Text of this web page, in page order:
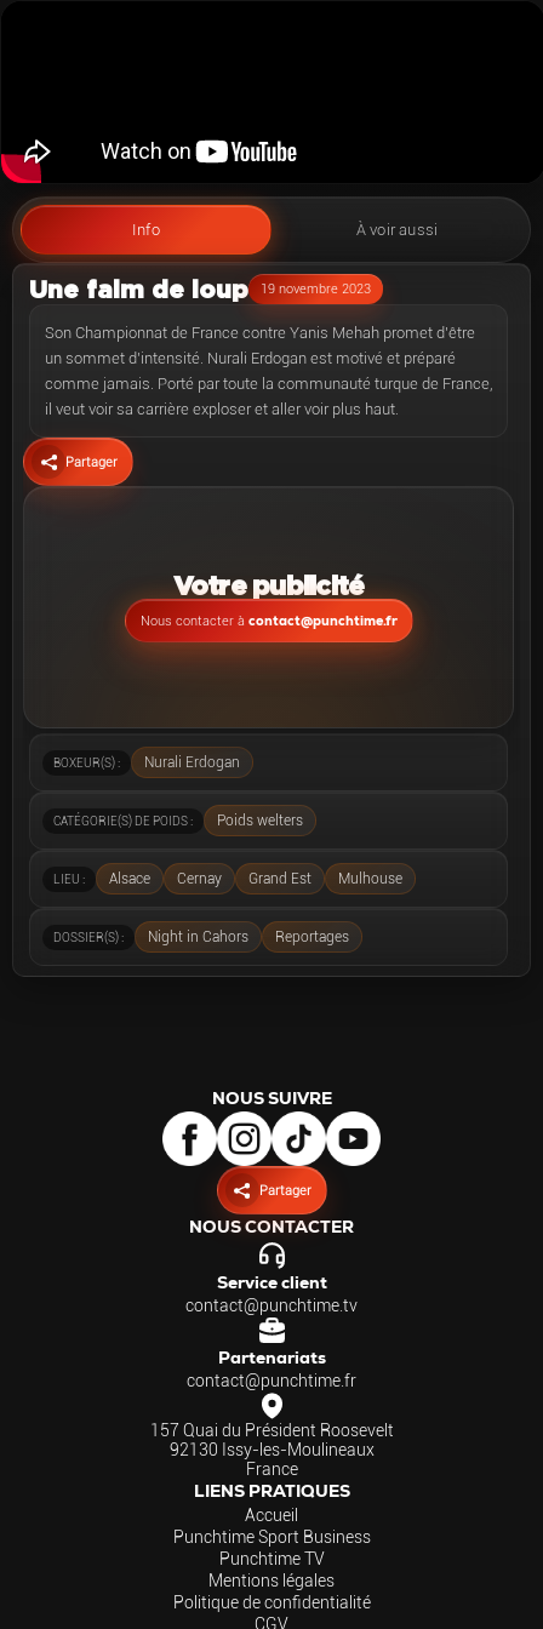
Info À voir aussi
Une faim de loup 19 novembre 2023
Son Championnat de France contre Yanis Mehah promet d’être
un sommet d’intensité. Nurali Erdogan est motivé et préparé
comme jamais. Porté par toute la communauté turque de France,
il veut voir sa carrière exploser et aller voir plus haut.
Partager
Votre publicité
Nous contacter à contact@punchtime.fr
BOXEUR(S) : Nurali Erdogan
CATÉGORIE(S) DE POIDS : Poids welters
LIEU : Alsace Cernay Grand Est Mulhouse
DOSSIER(S) : Night in Cahors Reportages
LIENS PRATIQUES
Accueil
Punchtime Sport Business
Punchtime TV
Mentions légales
Politique de confidentialité
CGV
NOUS CONTACTER
Service client
contact@punchtime.tv
Partenariats
contact@punchtime.fr
157 Quai du Président Roosevelt
92130 Issy-les-Moulineaux
France
NOUS SUIVRE
Partager